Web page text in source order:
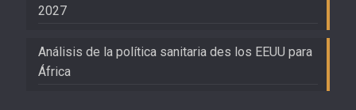
2027
Análisis de la política sanitaria des los EEUU para
África